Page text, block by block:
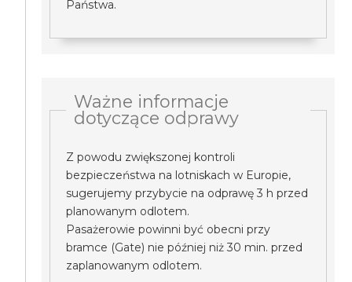
Państwa.
Ważne informacje
dotyczące odprawy
Z powodu zwiększonej kontroli
bezpieczeństwa na lotniskach w Europie,
sugerujemy przybycie na odprawę 3 h przed
planowanym odlotem.
Pasażerowie powinni być obecni przy
bramce (Gate) nie później niż 30 min. przed
zaplanowanym odlotem.